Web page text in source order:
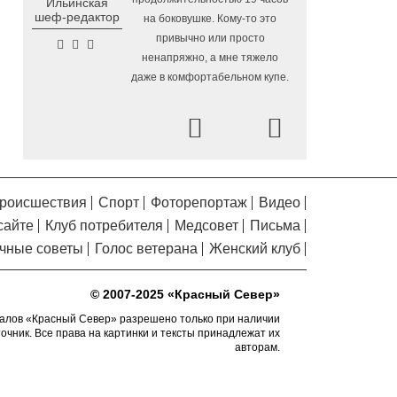
в Вологодской области
Завершается ремонт
автодороги Усть-Алексеево –
Мякинницыно в Великоустюгском округе
первое место в бюллетене на выборах в
открылся в заречной части Вологды
5.08.2026 17:17 В Вологде завершены
работы по благоустройству на 18
дворовых территориях
5.08.2026 16:50 Осановская роща в
Вологде стала современным парком с
5.08.2026 16:41 Почти 13,5 тысячи человек
пострадали от клещей в Вологодской
шеф-редактор
на боковушке. Кому-то это
привычно или просто
ненапряжно, а мне тяжело
даже в комфортабельном купе.
Спорт Фоторепортаж
Видео
Клуб потребителя Медсовет
Письма
советы
Голос ветерана Женский клуб
© 2007-2025 «Красный Север»
«Красный Север» разрешено только при наличии
Все права на картинки и тексты принадлежат их
авторам.